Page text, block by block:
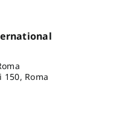
150, Roma